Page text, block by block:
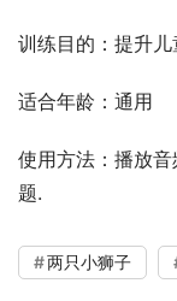
训练目的：提升
适合年龄：通用
使用方法：播放
题.
两只小狮子